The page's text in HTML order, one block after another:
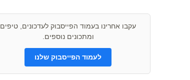
עקבו אחרינו בעמוד הפייסבוק לעדכונים, טיפים
ומתכונים נוספים.
לעמוד הפייסבוק שלנו